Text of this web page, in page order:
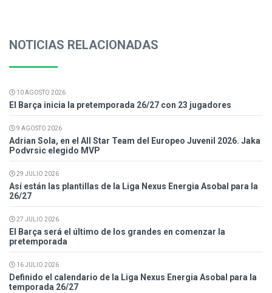
NOTICIAS RELACIONADAS
10 AGOSTO 2026
El Barça inicia la pretemporada 26/27 con 23 jugadores
9 AGOSTO 2026
Adrian Sola, en el All Star Team del Europeo Juvenil 2026. Jaka
Podvrsic elegido MVP
29 JULIO 2026
Así están las plantillas de la Liga Nexus Energia Asobal para la
26/27
27 JULIO 2026
El Barça será el último de los grandes en comenzar la
pretemporada
16 JULIO 2026
Definido el calendario de la Liga Nexus Energia Asobal para la
temporada 26/27